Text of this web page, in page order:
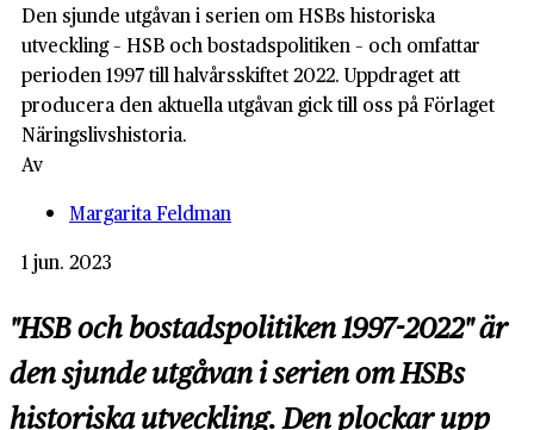
Den sjunde utgåvan i serien om HSBs historiska
utveckling – HSB och bostadspolitiken – och omfattar
perioden 1997 till halvårsskiftet 2022. Uppdraget att
producera den aktuella utgåvan gick till oss på Förlaget
Näringslivshistoria.
Av
Margarita Feldman
1 jun. 2023
"HSB och bostadspolitiken 1997-2022" är
den sjunde utgåvan i serien om HSBs
historiska utveckling. Den plockar upp